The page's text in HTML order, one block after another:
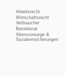
Arbeitsrecht
Wirtschaftsrecht
Verbraucher
Betriebsrat
Altersvorsorge &
Sozialversicherungen